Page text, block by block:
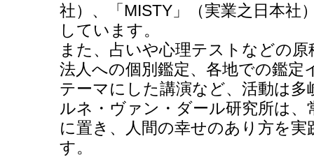
社）、「MISTY」（実業之日本社
しています。
また、占いや心理テストなどの
法人への個別鑑定、各地での鑑定
テーマにした講演など、活動は
ルネ・ヴァン・ダール研究所は
に置き、人間の幸せのあり方を
す。